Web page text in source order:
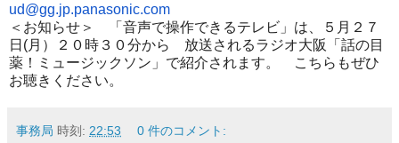
ud@gg.jp.panasonic.com
＜お知らせ＞
「音声で操作できるテレビ」は、５月２７
日(月）
２０時３０分から
放送されるラジオ大阪「話の目
薬！ミュージックソン」 で紹介されます。
こちらもぜひ
お聴きください。
事務局 時刻: 22:53 0 件のコメント: